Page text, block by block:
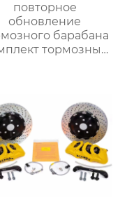
повторное
обновление
барабана
тормозных
vitz
Toyota
подержанный
vitz